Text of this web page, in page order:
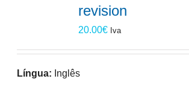
revision
20.00€ Iva
Língua: Inglês